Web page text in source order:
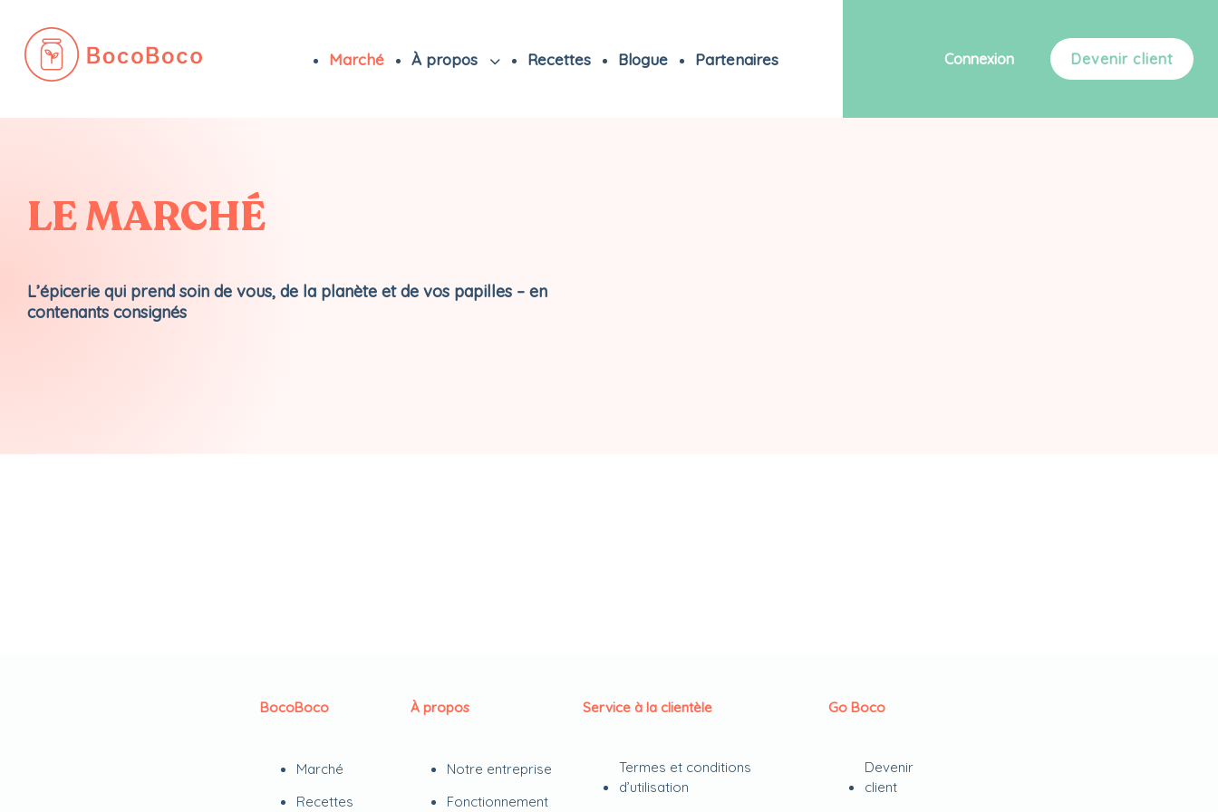
Marché À propos Recettes Blogue Partenaires Connexion Devenir client
LE MARCHÉ
L’épicerie qui prend soin de vous, de la planète et de vos papilles – en
contenants consignés
BocoBoco
Marché
Recettes
À propos
Notre entreprise
Fonctionnement
Service à la clientèle
Termes et conditions
d’utilisation
Go Boco
Devenir
client